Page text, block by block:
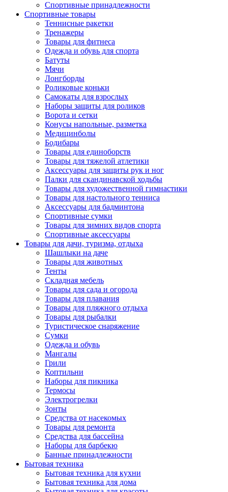
Спортивные принадлежности
Спортивные товары
Теннисные ракетки
Тренажеры
Товары для фитнеса
Одежда и обувь для спорта
Батуты
Мячи
Лонгборды
Роликовые коньки
Самокаты для взрослых
Наборы защиты для роликов
Ворота и сетки
Конусы напольные, разметка
Медицинболы
Бодибары
Товары для единоборств
Товары для тяжелой атлетики
Аксессуары для защиты рук и ног
Палки для скандинавской ходьбы
Товары для художественной гимнастики
Товары для настольного тенниса
Аксессуары для бадминтона
Спортивные сумки
Товары для зимних видов спорта
Спортивные аксессуары
Товары для дачи, туризма, отдыха
Шашлыки на даче
Товары для животных
Тенты
Складная мебель
Товары для сада и огорода
Товары для плавания
Товары для пляжного отдыха
Товары для рыбалки
Туристическое снаряжение
Сумки
Одежда и обувь
Мангалы
Грили
Коптильни
Наборы для пикника
Термосы
Электрогрелки
Зонты
Средства от насекомых
Товары для ремонта
Средства для бассейна
Наборы для барбекю
Банные принадлежности
Бытовая техника
Бытовая техника для кухни
Бытовая техника для дома